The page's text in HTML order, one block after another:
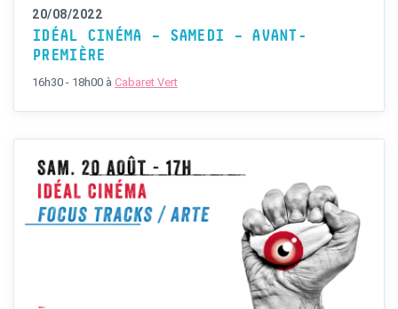
20/08/2022
IDÉAL CINÉMA – SAMEDI – AVANT-
PREMIÈRE
16h30 - 18h00 à Cabaret Vert